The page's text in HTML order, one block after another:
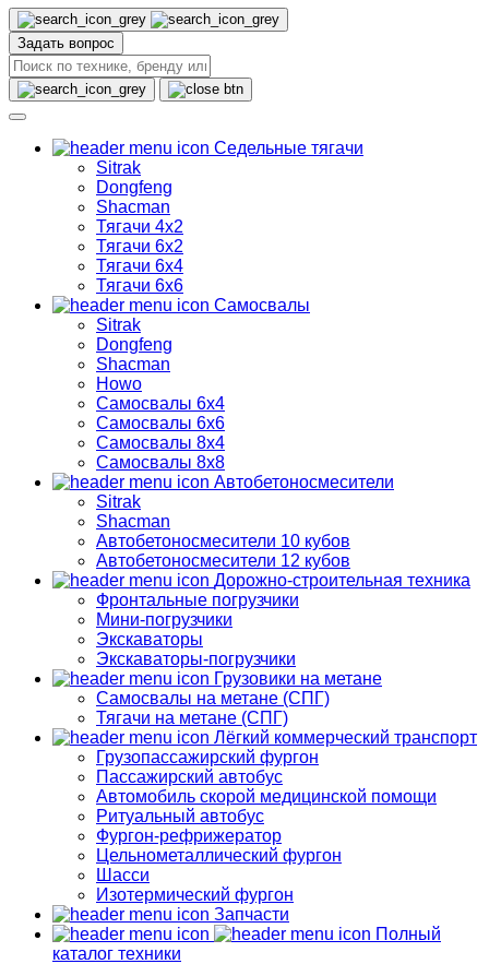
Задать вопрос
Седельные тягачи
Sitrak
Dongfeng
Shacman
Тягачи 4х2
Тягачи 6х2
Тягачи 6х4
Тягачи 6х6
Самосвалы
Sitrak
Dongfeng
Shacman
Howo
Самосвалы 6х4
Самосвалы 6х6
Самосвалы 8х4
Самосвалы 8х8
Автобетоносмесители
Sitrak
Shacman
Автобетоносмесители 10 кубов
Автобетоносмесители 12 кубов
Дорожно-строительная техника
Фронтальные погрузчики
Мини-погрузчики
Экскаваторы
Экскаваторы-погрузчики
Грузовики на метане
Самосвалы на метане (СПГ)
Тягачи на метане (СПГ)
Лёгкий коммерческий транспорт
Грузопассажирский фургон
Пассажирский автобус
Автомобиль скорой медицинской помощи
Ритуальный автобус
Фургон-рефрижератор
Цельнометаллический фургон
Шасси
Изотермический фургон
Запчасти
Полный
каталог техники